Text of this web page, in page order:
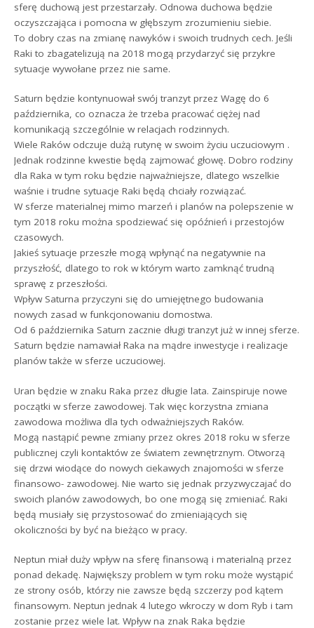
sferę duchową jest przestarzały. Odnowa duchowa będzie
oczyszczająca i pomocna w głębszym zrozumieniu siebie.
To dobry czas na zmianę nawyków i swoich trudnych cech. Jeśli
Raki to zbagatelizują na 2018 mogą przydarzyć się przykre
sytuacje wywołane przez nie same.
Saturn będzie kontynuował swój tranzyt przez Wagę do 6
października, co oznacza że trzeba pracować ciężej nad
komunikacją szczególnie w relacjach rodzinnych.
Wiele Raków odczuje dużą rutynę w swoim życiu uczuciowym .
Jednak rodzinne kwestie będą zajmować głowę. Dobro rodziny
dla Raka w tym roku będzie najważniejsze, dlatego wszelkie
waśnie i trudne sytuacje Raki będą chciały rozwiązać.
W sferze materialnej mimo marzeń i planów na polepszenie w
tym 2018 roku można spodziewać się opóźnień i przestojów
czasowych.
Jakieś sytuacje przeszłe mogą wpłynąć na negatywnie na
przyszłość, dlatego to rok w którym warto zamknąć trudną
sprawę z przeszłości.
Wpływ Saturna przyczyni się do umiejętnego budowania
nowych zasad w funkcjonowaniu domostwa.
Od 6 października Saturn zacznie długi tranzyt już w innej sferze.
Saturn będzie namawiał Raka na mądre inwestycje i realizacje
planów także w sferze uczuciowej.
Uran będzie w znaku Raka przez długie lata. Zainspiruje nowe
początki w sferze zawodowej. Tak więc korzystna zmiana
zawodowa możliwa dla tych odważniejszych Raków.
Mogą nastąpić pewne zmiany przez okres 2018 roku w sferze
publicznej czyli kontaktów ze światem zewnętrznym. Otworzą
się drzwi wiodące do nowych ciekawych znajomości w sferze
finansowo- zawodowej. Nie warto się jednak przyzwyczajać do
swoich planów zawodowych, bo one mogą się zmieniać. Raki
będą musiały się przystosować do zmieniających się
okoliczności by być na bieżąco w pracy.
Neptun miał duży wpływ na sferę finansową i materialną przez
ponad dekadę. Największy problem w tym roku może wystąpić
ze strony osób, którzy nie zawsze będą szczerzy pod kątem
finansowym. Neptun jednak 4 lutego wkroczy w dom Ryb i tam
zostanie przez wiele lat. Wpływ na znak Raka będzie